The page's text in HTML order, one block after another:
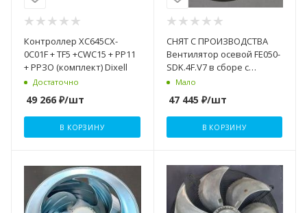
Контроллер XC645CX-
0C01F + TF5 +CWC15 + РР11
+ РРЗО (комплект) Dixell
Достаточно
49 266 ₽/шт
В КОРЗИНУ
СНЯТ С ПРОИЗВОДСТВА
Вентилятор осевой FE050-
SDK.4F.V7 в сборе с
крыльчат. ZIEHL-ABEGG
Мало
47 445 ₽/шт
В КОРЗИНУ